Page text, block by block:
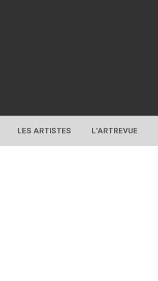
LES ARTISTES L’ARTREVUE